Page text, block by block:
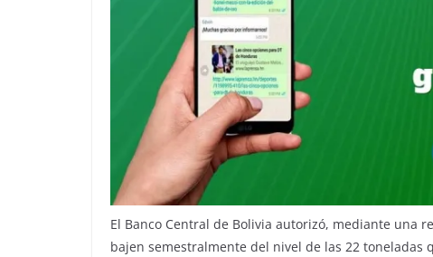
El Banco Central de Bolivia autorizó, mediante una
bajen semestralmente del nivel de las 22 toneladas